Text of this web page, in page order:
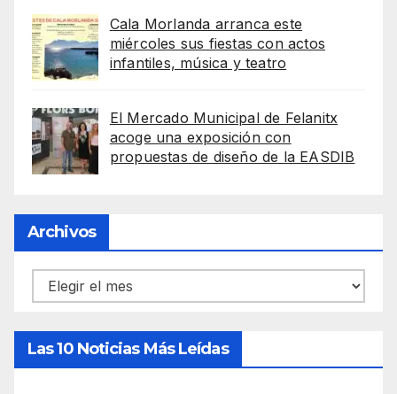
Cala Morlanda arranca este
miércoles sus fiestas con actos
infantiles, música y teatro
El Mercado Municipal de Felanitx
acoge una exposición con
propuestas de diseño de la EASDIB
Archivos
Archivos
Las 10 Noticias Más Leídas